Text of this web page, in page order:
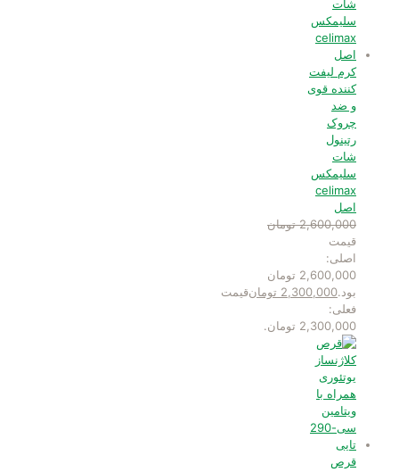
کرم لیفت
کننده قوی
و ضد
چروک
رتینول
شات
سلیمکس
celimax
اصل
2,600,000 تومان
قیمت
اصلی:
2,600,000 تومان
بود.2,300,000 تومانقیمت
فعلی:
2,300,000 تومان.
قرص